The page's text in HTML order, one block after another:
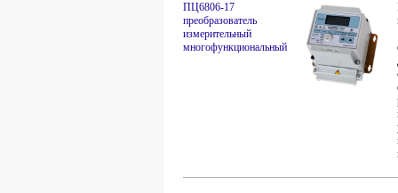
ПЦ6806-17
преобразователь
измерительный
многофункциональный